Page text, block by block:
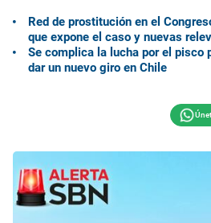
Red de prostitución en el
que expone el caso y nuevas
Se complica la lucha por el pisco
dar un nuevo giro en Chile